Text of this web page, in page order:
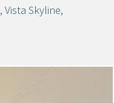
, Vista Skyline,